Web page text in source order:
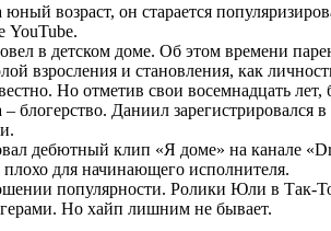
возраст, он старается
YouTube.
в детском доме. Об этом времени
взросления и становления, как
Но отметив свои восемнадцать лет,
блогерство. Даниил зарегистрировался
дебютный клип «Я доме» на канале
для начинающего исполнителя.
популярности. Ролики Юли в Так-
Но хайп лишним не бывает.